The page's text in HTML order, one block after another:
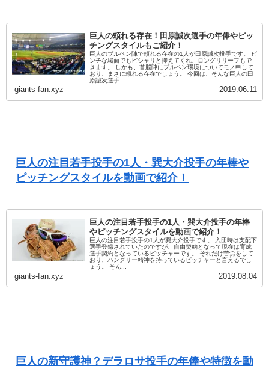
巨人の頼れる存在！田原誠次選手の年俸やピッ
チングスタイルもご紹介！
巨人のブルペン陣で頼れる存在の1人が田原誠次投手です。 ピ
ンチな場面でもピシャリと抑えてくれ、ロングリリーフもで
きます。 しかも、首脳陣にブルペン環境についてモノ申して
おり、まさに頼れる存在でしょう。 今回は、そんな巨人の田
原誠次選手...
giants-fan.xyz 2019.06.11
巨人の注目若手投手の1人・巽大介投手の年棒や
ピッチングスタイルを動画で紹介！
巨人の注目若手投手の1人・巽大介投手の年棒
やピッチングスタイルを動画で紹介！
巨人の注目若手投手の1人が巽大介投手です。 入団時は支配下
選手登録されていたのですが、自由契約となって現在は育成
選手契約となっているピッチャーです。 それだけ苦労をして
おり、ハングリー精神を持っているピッチャーと言えるでし
ょう。 そん...
giants-fan.xyz 2019.08.04
巨人の新守護神？デラロサ投手の年俸や特徴を動